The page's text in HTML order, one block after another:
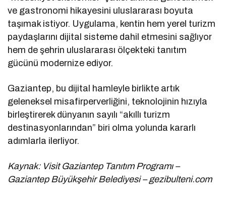
ve gastronomi hikayesini uluslararası boyuta
taşımak istiyor. Uygulama, kentin hem yerel turizm
paydaşlarını dijital sisteme dahil etmesini sağlıyor
hem de şehrin uluslararası ölçekteki tanıtım
gücünü modernize ediyor.
Gaziantep, bu dijital hamleyle birlikte artık
geleneksel misafirperverliğini, teknolojinin hızıyla
birleştirerek dünyanın sayılı “akıllı turizm
destinasyonlarından” biri olma yolunda kararlı
adımlarla ilerliyor.
Kaynak: Visit Gaziantep Tanıtım Programı –
Gaziantep Büyükşehir Belediyesi – gezibulteni.com